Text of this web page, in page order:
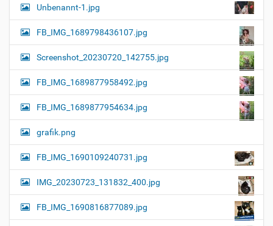
Unbenannt-1.jpg
FB_IMG_1689798436107.jpg
Screenshot_20230720_142755.jpg
FB_IMG_1689877958492.jpg
FB_IMG_1689877954634.jpg
grafik.png
FB_IMG_1690109240731.jpg
IMG_20230723_131832_400.jpg
FB_IMG_1690816877089.jpg